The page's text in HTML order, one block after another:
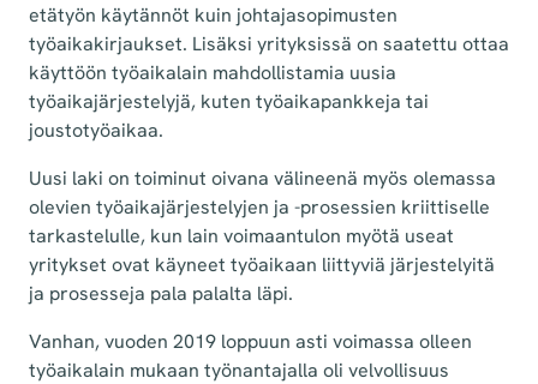
etätyön käytännöt kuin johtajasopimusten
työaikakirjaukset. Lisäksi yrityksissä on saatettu ottaa
käyttöön työaikalain mahdollistamia uusia
työaikajärjestelyjä, kuten työaikapankkeja tai
joustotyöaikaa.
Uusi laki on toiminut oivana välineenä myös olemassa
olevien työaikajärjestelyjen ja -prosessien kriittiselle
tarkastelulle, kun lain voimaantulon myötä useat
yritykset ovat käyneet työaikaan liittyviä järjestelyitä
ja prosesseja pala palalta läpi.
Vanhan, vuoden 2019 loppuun asti voimassa olleen
työaikalain mukaan työnantajalla oli velvollisuus